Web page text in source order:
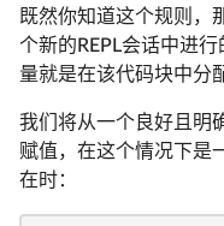
既然你知道这个规则，
个新的REPL会话中进
量就是在该代码块中分
我们将从一个良好且明
赋值，在这个情况下是
在时：